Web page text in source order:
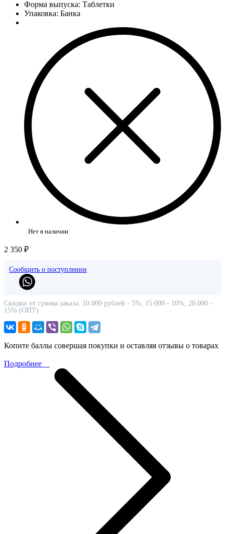
Форма выпуска: Таблетки
Упаковка: Банка
Нет в наличии
2 350 ₽
Сообщить о поступлении
Скидки от суммы заказа: 10.000 рублей - 5%; 15.000 - 10%; 20.000 -
15% (ОПТ)
Копите баллы совершая покупки и оставляя отзывы о товарах
Подробнее